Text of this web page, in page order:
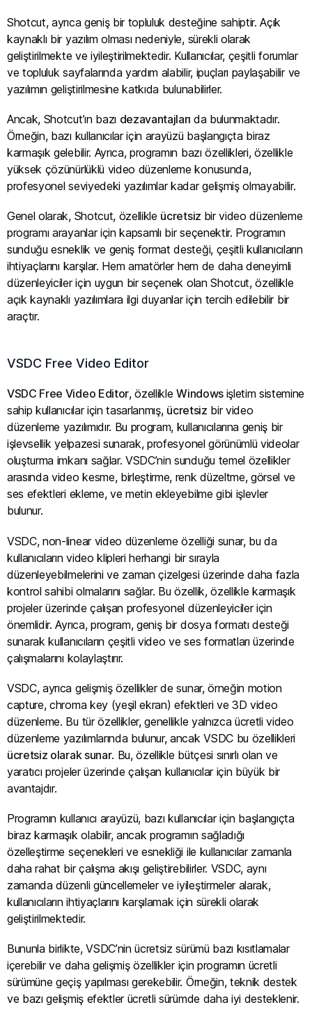
Shotcut, ayrıca geniş bir topluluk desteğine sahiptir. Açık
kaynaklı bir yazılım olması nedeniyle, sürekli olarak
geliştirilmekte ve iyileştirilmektedir. Kullanıcılar, çeşitli forumlar
ve topluluk sayfalarında yardım alabilir, ipuçları paylaşabilir ve
yazılımın geliştirilmesine katkıda bulunabilirler.
Ancak, Shotcut’ın bazı dezavantajları da bulunmaktadır.
Örneğin, bazı kullanıcılar için arayüzü başlangıçta biraz
karmaşık gelebilir. Ayrıca, programın bazı özellikleri, özellikle
yüksek çözünürlüklü video düzenleme konusunda,
profesyonel seviyedeki yazılımlar kadar gelişmiş olmayabilir.
Genel olarak, Shotcut, özellikle ücretsiz bir video düzenleme
programı arayanlar için kapsamlı bir seçenektir. Programın
sunduğu esneklik ve geniş format desteği, çeşitli kullanıcıların
ihtiyaçlarını karşılar. Hem amatörler hem de daha deneyimli
düzenleyiciler için uygun bir seçenek olan Shotcut, özellikle
açık kaynaklı yazılımlara ilgi duyanlar için tercih edilebilir bir
araçtır.
VSDC Free Video Editor
VSDC Free Video Editor, özellikleWindows işletim sistemine
sahip kullanıcılar için tasarlanmış, ücretsiz bir video
düzenleme yazılımıdır. Bu program, kullanıcılarına geniş bir
işlevsellik yelpazesi sunarak, profesyonel görünümlü videolar
oluşturma imkanı sağlar. VSDC’nin sunduğu temel özellikler
arasında video kesme, birleştirme, renk düzeltme, görsel ve
ses efektleri ekleme, ve metin ekleyebilme gibi işlevler
bulunur.
VSDC, non-linear video düzenleme özelliği sunar, bu da
kullanıcıların video klipleri herhangi bir sırayla
düzenleyebilmelerini ve zaman çizelgesi üzerinde daha fazla
kontrol sahibi olmalarını sağlar. Bu özellik, özellikle karmaşık
projeler üzerinde çalışan profesyonel düzenleyiciler için
önemlidir. Ayrıca, program, geniş bir dosya formatı desteği
sunarak kullanıcıların çeşitli video ve ses formatları üzerinde
çalışmalarını kolaylaştırır.
VSDC, ayrıca gelişmiş özellikler de sunar, örneğin motion
capture, chroma key (yeşil ekran) efektleri ve 3D video
düzenleme. Bu tür özellikler, genellikle yalnızca ücretli video
düzenleme yazılımlarında bulunur, ancak VSDC bu özellikleri
ücretsiz olarak sunar. Bu, özellikle bütçesi sınırlı olan ve
yaratıcı projeler üzerinde çalışan kullanıcılar için büyük bir
avantajdır.
Programın kullanıcı arayüzü, bazı kullanıcılar için başlangıçta
biraz karmaşık olabilir, ancak programın sağladığı
özelleştirme seçenekleri ve esnekliği ile kullanıcılar zamanla
daha rahat bir çalışma akışı geliştirebilirler. VSDC, aynı
zamanda düzenli güncellemeler ve iyileştirmeler alarak,
kullanıcıların ihtiyaçlarını karşılamak için sürekli olarak
geliştirilmektedir.
Bununla birlikte, VSDC’nin ücretsiz sürümü bazı kısıtlamalar
içerebilir ve daha gelişmiş özellikler için programın ücretli
sürümüne geçiş yapılması gerekebilir. Örneğin, teknik destek
ve bazı gelişmiş efektler ücretli sürümde daha iyi desteklenir.